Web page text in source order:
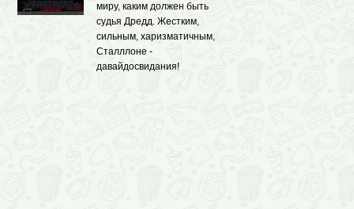
миру, каким должен быть
судья Дредд. Жестким,
сильным, харизматичным,
Сталллоне -
давайдосвидания!